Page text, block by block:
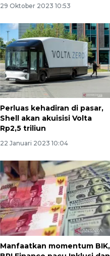
29 Oktober 2023 10:53
Perluas kehadiran di pasar,
Shell akan akuisisi Volta
Rp2,5 triliun
22 Januari 2023 10:04
Manfaatkan momentum BIK,